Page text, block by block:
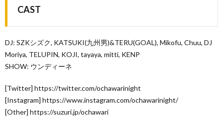
CAST
DJ: SZKシズク, KATSUKI(九州男)&TERU(GOAL), Mikofu, Chuu, DJ
Moriya, TELUPIN, KOJI, tayaya, mitti, KENP
SHOW: ウンディーネ
[Twitter] https://twitter.com/ochawarinight
[Instagram] https://www.instagram.com/ochawarinight/
[Other] https://suzuri.jp/ochawari